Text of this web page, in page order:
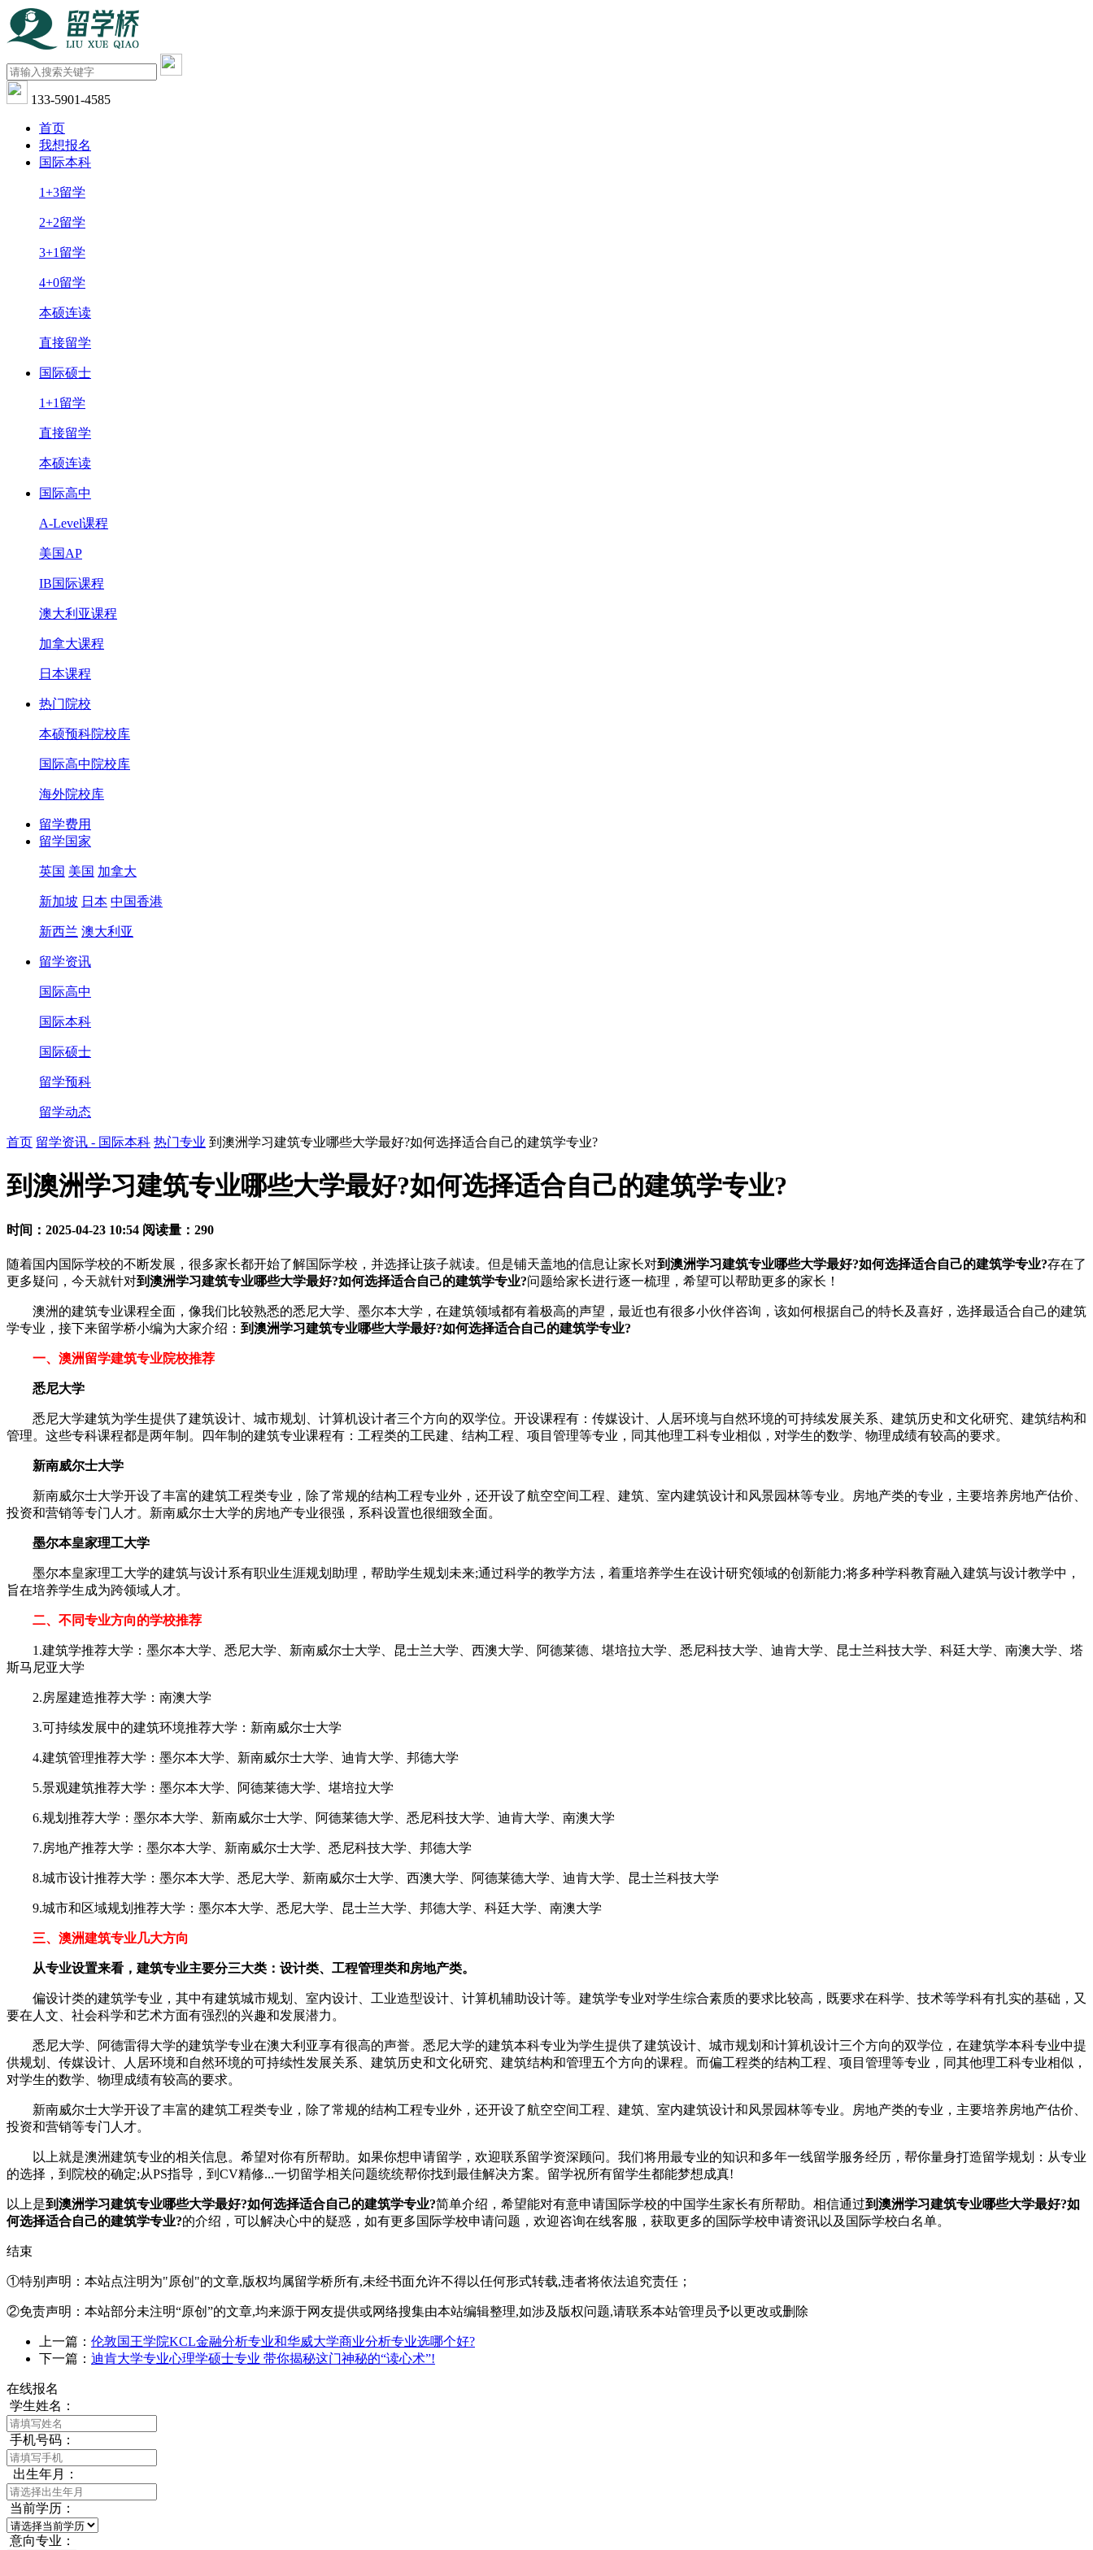
133-5901-4585
首页
我想报名
国际本科
1+3留学
2+2留学
3+1留学
4+0留学
本硕连读
直接留学
国际硕士
1+1留学
直接留学
本硕连读
国际高中
A-Level课程
美国AP
IB国际课程
澳大利亚课程
加拿大课程
日本课程
热门院校
本硕预科院校库
国际高中院校库
海外院校库
留学费用
留学国家
英国 美国 加拿大
新加坡 日本 中国香港
新西兰 澳大利亚
留学资讯
国际高中
国际本科
国际硕士
留学预科
留学动态
首页 留学资讯 - 国际本科 热门专业 到澳洲学习建筑专业哪些大学最好?如何选择适合自己的建筑学专业?
到澳洲学习建筑专业哪些大学最好?如何选择适合自己的建筑学专业?
时间：2025-04-23 10:54 阅读量：290
随着国内国际学校的不断发展，很多家长都开始了解国际学校，并选择让孩子就读。但是铺天盖地的信息让家长对到澳洲学习建筑专业哪些大学最好?如何选择适合自己的建筑学专业?存在了
更多疑问，今天就针对到澳洲学习建筑专业哪些大学最好?如何选择适合自己的建筑学专业?问题给家长进行逐一梳理，希望可以帮助更多的家长！
澳洲的建筑专业课程全面，像我们比较熟悉的悉尼大学、墨尔本大学，在建筑领域都有着极高的声望，最近也有很多小伙伴咨询，该如何根据自己的特长及喜好，选择最适合自己的建筑
学专业，接下来留学桥小编为大家介绍： 到澳洲学习建筑专业哪些大学最好?如何选择适合自己的建筑学专业?
一、澳洲留学建筑专业院校推荐
悉尼大学
悉尼大学建筑为学生提供了建筑设计、城市规划、计算机设计者三个方向的双学位。开设课程有：传媒设计、人居环境与自然环境的可持续发展关系、建筑历史和文化研究、建筑结构和
管理。这些专科课程都是两年制。四年制的建筑专业课程有：工程类的工民建、结构工程、项目管理等专业，同其他理工科专业相似，对学生的数学、物理成绩有较高的要求。
新南威尔士大学
新南威尔士大学开设了丰富的建筑工程类专业，除了常规的结构工程专业外，还开设了航空空间工程、建筑、室内建筑设计和风景园林等专业。房地产类的专业，主要培养房地产估价、
投资和营销等专门人才。新南威尔士大学的房地产专业很强，系科设置也很细致全面。
墨尔本皇家理工大学
墨尔本皇家理工大学的建筑与设计系有职业生涯规划助理，帮助学生规划未来;通过科学的教学方法，着重培养学生在设计研究领域的创新能力;将多种学科教育融入建筑与设计教学中，
旨在培养学生成为跨领域人才。
二、不同专业方向的学校推荐
1.建筑学推荐大学：墨尔本大学、悉尼大学、新南威尔士大学、昆士兰大学、西澳大学、阿德莱德、堪培拉大学、悉尼科技大学、迪肯大学、昆士兰科技大学、科廷大学、南澳大学、塔
斯马尼亚大学
2.房屋建造推荐大学：南澳大学
3.可持续发展中的建筑环境推荐大学：新南威尔士大学
4.建筑管理推荐大学：墨尔本大学、新南威尔士大学、迪肯大学、邦德大学
5.景观建筑推荐大学：墨尔本大学、阿德莱德大学、堪培拉大学
6.规划推荐大学：墨尔本大学、新南威尔士大学、阿德莱德大学、悉尼科技大学、迪肯大学、南澳大学
7.房地产推荐大学：墨尔本大学、新南威尔士大学、悉尼科技大学、邦德大学
8.城市设计推荐大学：墨尔本大学、悉尼大学、新南威尔士大学、西澳大学、阿德莱德大学、迪肯大学、昆士兰科技大学
9.城市和区域规划推荐大学：墨尔本大学、悉尼大学、昆士兰大学、邦德大学、科廷大学、南澳大学
三、澳洲建筑专业几大方向
从专业设置来看，建筑专业主要分三大类：设计类、工程管理类和房地产类。
偏设计类的建筑学专业，其中有建筑城市规划、室内设计、工业造型设计、计算机辅助设计等。建筑学专业对学生综合素质的要求比较高，既要求在科学、技术等学科有扎实的基础，又
要在人文、社会科学和艺术方面有强烈的兴趣和发展潜力。
悉尼大学、阿德雷得大学的建筑学专业在澳大利亚享有很高的声誉。悉尼大学的建筑本科专业为学生提供了建筑设计、城市规划和计算机设计三个方向的双学位，在建筑学本科专业中提
供规划、传媒设计、人居环境和自然环境的可持续性发展关系、建筑历史和文化研究、建筑结构和管理五个方向的课程。而偏工程类的结构工程、项目管理等专业，同其他理工科专业相似，
对学生的数学、物理成绩有较高的要求。
新南威尔士大学开设了丰富的建筑工程类专业，除了常规的结构工程专业外，还开设了航空空间工程、建筑、室内建筑设计和风景园林等专业。房地产类的专业，主要培养房地产估价、
投资和营销等专门人才。
以上就是澳洲建筑专业的相关信息。希望对你有所帮助。如果你想申请留学，欢迎联系留学资深顾问。我们将用最专业的知识和多年一线留学服务经历，帮你量身打造留学规划：从专业
的选择，到院校的确定;从PS指导，到CV精修...一切留学相关问题统统帮你找到最佳解决方案。留学祝所有留学生都能梦想成真!
以上是到澳洲学习建筑专业哪些大学最好?如何选择适合自己的建筑学专业?简单介绍，希望能对有意申请国际学校的中国学生家长有所帮助。相信通过到澳洲学习建筑专业哪些大学最好?如
何选择适合自己的建筑学专业?的介绍，可以解决心中的疑惑，如有更多国际学校申请问题，欢迎咨询在线客服 ，获取更多的国际学校申请资讯以及国际学校白名单。
结束
①特别声明：本站点注明为"原创"的文章,版权均属留学桥所有,未经书面允许不得以任何形式转载,违者将依法追究责任；
②免责声明：本站部分未注明“原创”的文章,均来源于网友提供或网络搜集由本站编辑整理,如涉及版权问题,请联系本站管理员予以更改或删除
上一篇： 伦敦国王学院KCL金融分析专业和华威大学商业分析专业选哪个好?
下一篇： 迪肯大学专业心理学硕士专业 带你揭秘这门神秘的“读心术”!
在线报名
学生姓名：
手机号码：
出生年月：
当前学历：
意向专业：